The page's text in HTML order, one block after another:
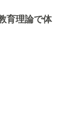
育理論で体